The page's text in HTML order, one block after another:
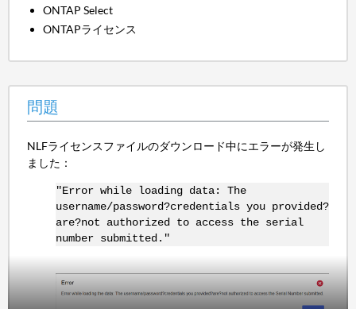
ONTAP Select
ONTAPライセンス
問題
NLFライセンスファイルのダウンロード中にエラーが発生し
ました：
"Error while loading data: The
username/password?credentials you provided?
are?not authorized to access the serial
number submitted."